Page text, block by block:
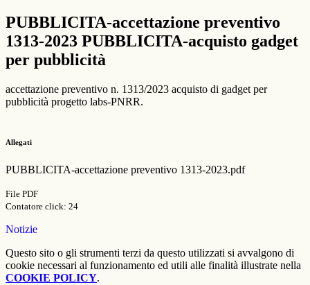
PUBBLICITA-accettazione preventivo
1313-2023 PUBBLICITA-acquisto gadget
per pubblicità
accettazione preventivo n. 1313/2023 acquisto di gadget per
pubblicità progetto labs-PNRR.
Allegati
PUBBLICITA-accettazione preventivo 1313-2023.pdf
File PDF
Contatore click: 24
Notizie
Questo sito o gli strumenti terzi da questo utilizzati si avvalgono di
cookie necessari al funzionamento ed utili alle finalità illustrate nella
COOKIE POLICY.